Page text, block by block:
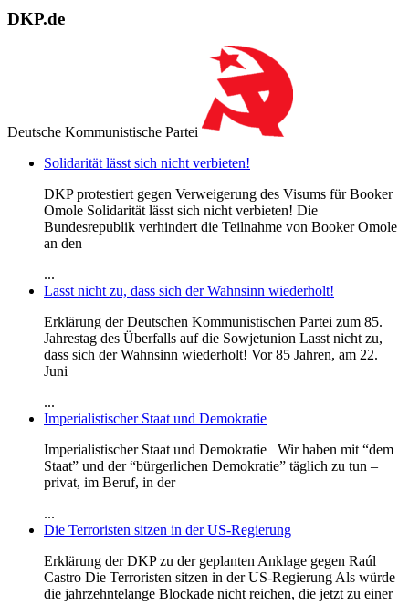
DKP.de
Deutsche Kommunistische Partei
Solidarität lässt sich nicht verbieten!
DKP protestiert gegen Verweigerung des Visums für Booker
Omole Solidarität lässt sich nicht verbieten! Die
Bundesrepublik verhindert die Teilnahme von Booker Omole
an den
...
Lasst nicht zu, dass sich der Wahnsinn wiederholt!
Erklärung der Deutschen Kommunistischen Partei zum 85.
Jahrestag des Überfalls auf die Sowjetunion Lasst nicht zu,
dass sich der Wahnsinn wiederholt! Vor 85 Jahren, am 22.
Juni
...
Imperialistischer Staat und Demokratie
Imperialistischer Staat und Demokratie Wir haben mit “dem
Staat” und der “bürgerlichen Demokratie” täglich zu tun –
privat, im Beruf, in der
...
Die Terroristen sitzen in der US-Regierung
Erklärung der DKP zu der geplanten Anklage gegen Raúl
Castro Die Terroristen sitzen in der US-Regierung Als würde
die jahrzehntelange Blockade nicht reichen, die jetzt zu einer